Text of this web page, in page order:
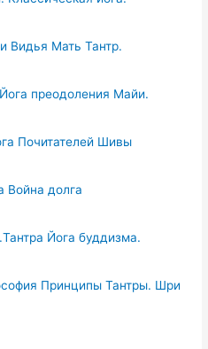
Видья Мать Тантр.
преодоления Майи.
Почитателей Шивы
Война долга
Йога буддизма.
Принципы Тантры. Шри